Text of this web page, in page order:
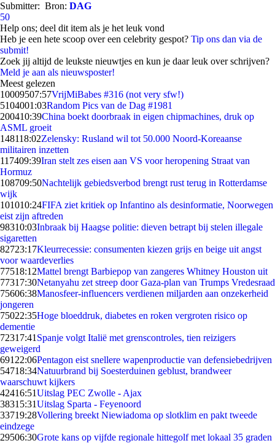
Submitter: Bron: DAG
50
Help ons; deel dit item als je het leuk vond
Heb je een hete scoop over een celebrity gespot? Tip ons dan via de
submit!
Zoek jij altijd de leukste nieuwtjes en kun je daar leuk over schrijven?
Meld je aan als nieuwsposter!
Meest gelezen
10009507:57VrijMiBabes #316 (not very sfw!)
5104001:03Random Pics van de Dag #1981
200410:39China boekt doorbraak in eigen chipmachines, druk op
ASML groeit
148118:02Zelensky: Rusland wil tot 50.000 Noord-Koreaanse
militairen inzetten
117409:39Iran stelt zes eisen aan VS voor heropening Straat van
Hormuz
108709:50Nachtelijk gebiedsverbod brengt rust terug in Rotterdamse
wijk
101010:24FIFA ziet kritiek op Infantino als desinformatie, Noorwegen
eist zijn aftreden
98310:03Inbraak bij Haagse politie: dieven betrapt bij stelen illegale
sigaretten
82723:17Kleurrecessie: consumenten kiezen grijs en beige uit angst
voor waardeverlies
77518:12Mattel brengt Barbiepop van zangeres Whitney Houston uit
77317:30Netanyahu zet streep door Gaza-plan van Trumps Vredesraad
75606:38Manosfeer-influencers verdienen miljarden aan onzekerheid
jongeren
75022:35Hoge bloeddruk, diabetes en roken vergroten risico op
dementie
72317:41 Spanje volgt Italië met grenscontroles, tien reizigers
geweigerd
691 22:06Pentagon eist snellere wapenproductie van defensiebedrijven
54718:34Natuurbrand bij Soesterduinen geblust, brandweer
waarschuwt kijkers
42416:51Uitslag PEC Zwolle - Ajax
38315:31Uitslag Sparta - Feyenoord
33719:28Vollering breekt Niewiadoma op slotklim en pakt tweede
eindzege
29506:30Grote kans op vijfde regionale hittegolf met lokaal 35 graden